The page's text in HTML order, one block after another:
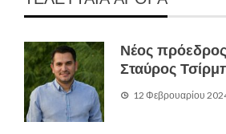
Νέος
Σταύρος
12 Φεβρουαρίου